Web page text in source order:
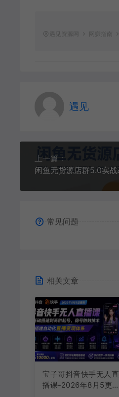
遇见资源网 网赚指南
遇见
上一篇：
常见问题
相关文章
宝子哥抖音快手无人直
播课-2026年8月5更新